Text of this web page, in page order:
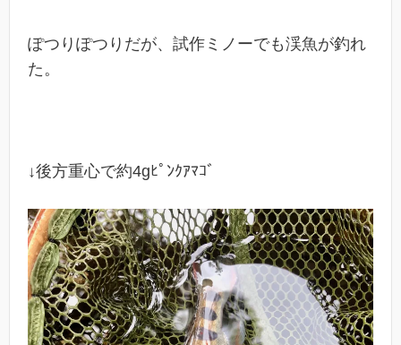
ぽつりぽつりだが、試作ミノーでも渓魚が釣れ
た。
↓後方重心で約4gﾋﾟﾝｸｱﾏｺﾞ